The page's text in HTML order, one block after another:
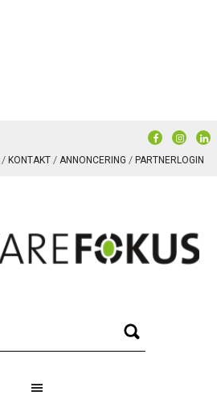
KONTAKT ANNONCERING PARTNERLOGIN